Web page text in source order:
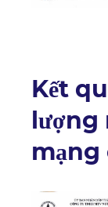
Kết
lượng
mạng